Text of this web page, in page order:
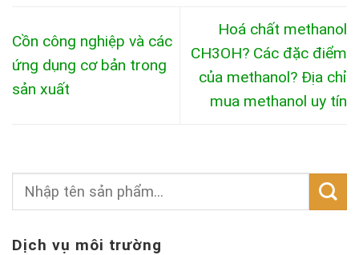
Cồn công nghiệp và các
ứng dụng cơ bản trong
sản xuất
Hoá chất methanol
CH3OH? Các đặc điểm
của methanol? Địa chỉ
mua methanol uy tín
Dịch vụ môi trường